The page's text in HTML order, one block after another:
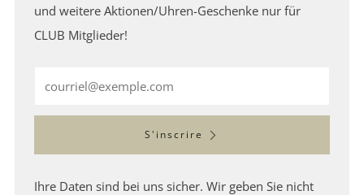
und weitere Aktionen/Uhren-Geschenke nur für
CLUB Mitglieder!
S'inscrire
Ihre Daten sind bei uns sicher. Wir geben Sie nicht